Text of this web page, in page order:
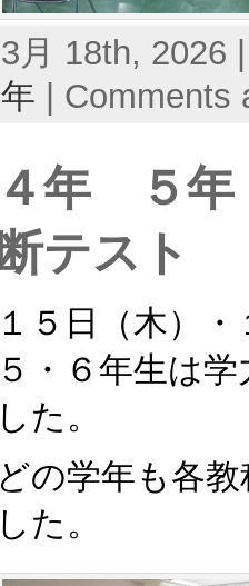
3月 18th, 2026
年
Comments
４年 ５
断テスト
１５日（木）
５・６年生は
した。
どの学年も各
した。